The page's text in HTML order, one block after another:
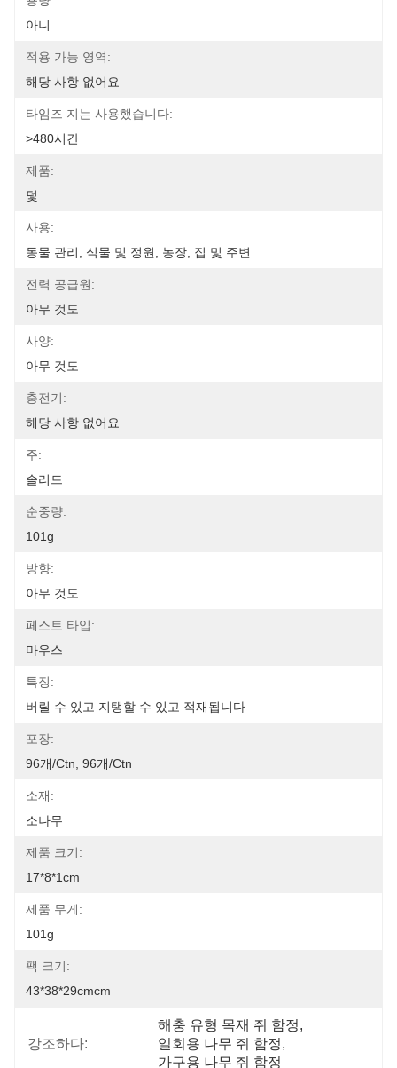
아니
적용 가능 영역:
해당 사항 없어요
타임즈 지는 사용했습니다:
>480시간
제품:
덫
사용:
동물 관리, 식물 및 정원, 농장, 집 및 주변
전력 공급원:
아무 것도
사양:
아무 것도
충전기:
해당 사항 없어요
주:
솔리드
순중량:
101g
방향:
아무 것도
페스트 타입:
마우스
특징:
버릴 수 있고 지탱할 수 있고 적재됩니다
포장:
96개/ctn, 96개/ctn
소재:
소나무
제품 크기:
17*8*1cm
제품 무게:
101g
팩 크기:
43*38*29cmcm
강조하다:
해충 유형 목재 쥐 함정,
일회용 나무 쥐 함정,
가구용 나무 쥐 함정